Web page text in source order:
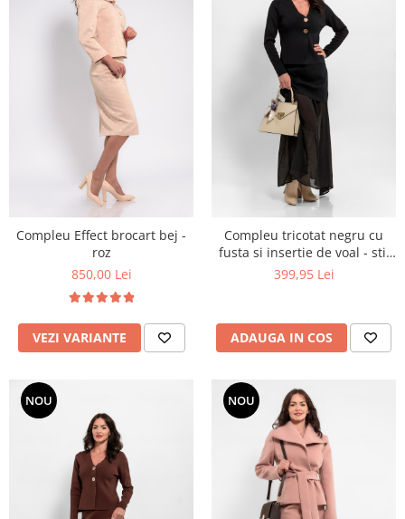
Compleu Effect brocart bej -
roz
850,00 Lei
VEZI VARIANTE
Compleu tricotat negru cu
fusta si insertie de voal - stil
relaxat cu detalii feminine
399,95 Lei
ADAUGA IN COS
NOU NOU